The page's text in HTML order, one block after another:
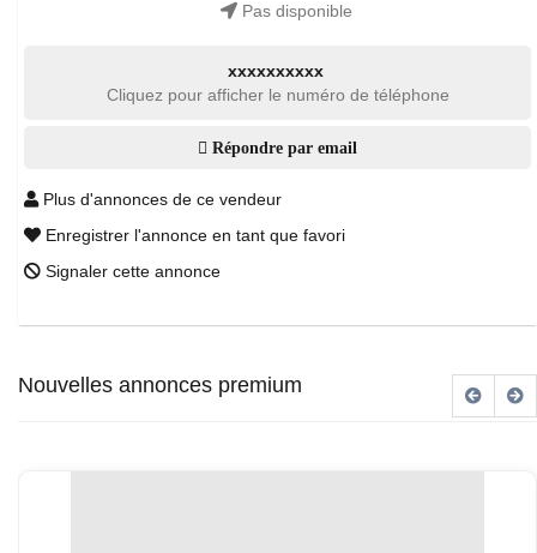
Pas disponible
xxxxxxxxxx
Cliquez pour afficher le numéro de téléphone
Répondre par email
Plus d'annonces de ce vendeur
Enregistrer l'annonce en tant que favori
Signaler cette annonce
Nouvelles annonces premium